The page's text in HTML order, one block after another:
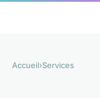
Accueil›Services